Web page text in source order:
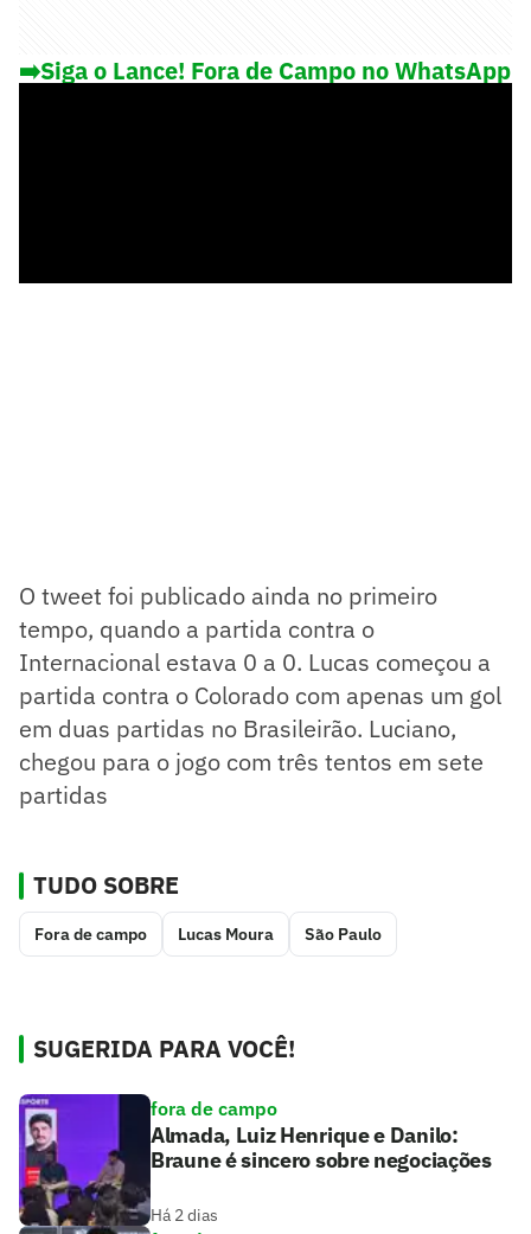
➡️Siga o Lance! Fora de Campo no WhatsApp
O tweet foi publicado ainda no primeiro
tempo, quando a partida contra o
Internacional estava 0 a 0. Lucas começou a
partida contra o Colorado com apenas um gol
em duas partidas no Brasileirão. Luciano,
chegou para o jogo com três tentos em sete
partidas
TUDO SOBRE
Fora de campo Lucas Moura São Paulo
SUGERIDA PARA VOCÊ!
fora de campo
Almada, Luiz Henrique e Danilo:
Braune é sincero sobre negociações
Há 2 dias